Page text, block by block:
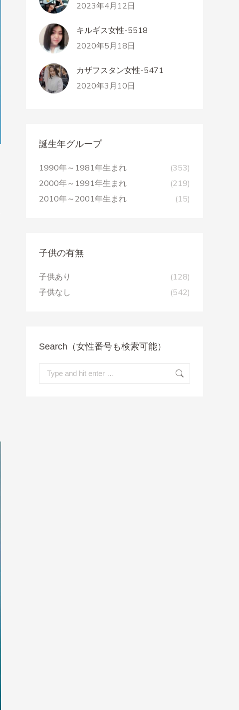
2023年4月12日
キルギス女性-5518
2020年5月18日
カザフスタン女性-5471
2020年3月10日
誕生年グループ
1990年～1981年生まれ
(353)
2000年～1991年生まれ
(219)
2010年～2001年生まれ
(15)
子供の有無
子供あり
(128)
子供なし
(542)
Search（女性番号も検索可能）
Search: